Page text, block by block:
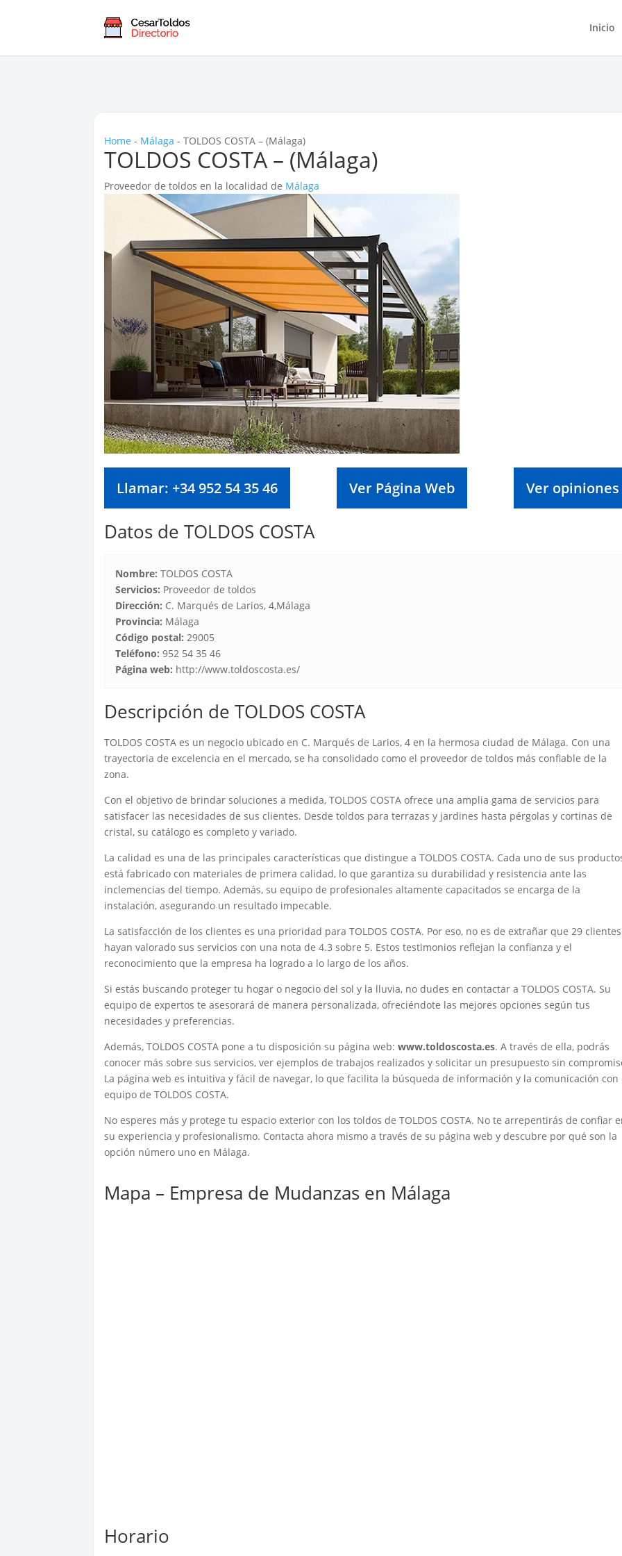
Inicio
Home - Málaga -TOLDOS COSTA – (Málaga)
TOLDOS COSTA – (Málaga)
Proveedor de toldos en la localidad de Málaga
Llamar: +34 952 54 35 46 Ver Página Web Ver opiniones
Datos de TOLDOS COSTA
Nombre: TOLDOS COSTA
Servicios: Proveedor de toldos
Dirección: C. Marqués de Larios, 4,Málaga
Provincia: Málaga
Código postal: 29005
Teléfono: 952 54 35 46
Página web: http://www.toldoscosta.es/
Descripción de TOLDOS COSTA
TOLDOS COSTA es un negocio ubicado en C. Marqués de Larios, 4 en la hermosa ciudad de Málaga. Con una
trayectoria de excelencia en el mercado, se ha consolidado como el proveedor de toldos más confiable de la
zona.
Con el objetivo de brindar soluciones a medida, TOLDOS COSTA ofrece una amplia gama de servicios para
satisfacer las necesidades de sus clientes. Desde toldos para terrazas y jardines hasta pérgolas y cortinas de
cristal, su catálogo es completo y variado.
La calidad es una de las principales características que distingue a TOLDOS COSTA. Cada uno de sus
está fabricado con materiales de primera calidad, lo que garantiza su durabilidad y resistencia ante las
inclemencias del tiempo. Además, su equipo de profesionales altamente capacitados se encarga de la
instalación, asegurando un resultado impecable.
La satisfacción de los clientes es una prioridad para TOLDOS COSTA. Por eso, no es de extrañar que 29 clientes
hayan valorado sus servicios con una nota de 4.3 sobre 5. Estos testimonios reflejan la confianza y el
reconocimiento que la empresa ha logrado a lo largo de los años.
Si estás buscando proteger tu hogar o negocio del sol y la lluvia, no dudes en contactar a TOLDOS COSTA. Su
equipo de expertos te asesorará de manera personalizada, ofreciéndote las mejores opciones según tus
necesidades y preferencias.
Además, TOLDOS COSTA pone a tu disposición su página web:www.toldoscosta.es. A través de ella, podrás
conocer más sobre sus servicios, ver ejemplos de trabajos realizados y solicitar un presupuesto sin
La página web es intuitiva y fácil de navegar, lo que facilita la búsqueda de información y la comunicación con
equipo de TOLDOS COSTA.
No esperes más y protege tu espacio exterior con los toldos de TOLDOS COSTA. No te arrepentirás de confiar
su experiencia y profesionalismo. Contacta ahora mismo a través de su página web y descubre por qué son la
opción número uno en Málaga.
Mapa – Empresa de Mudanzas en Málaga
Horario